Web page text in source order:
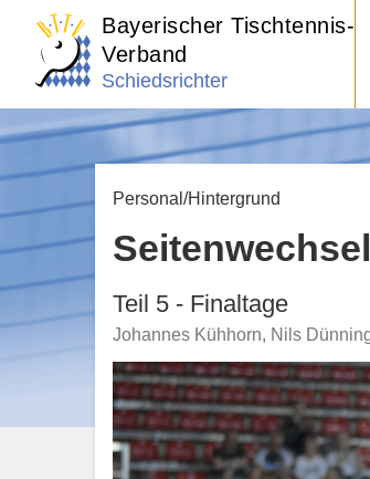
Bayerischer Tischtennis-
Verband
Schiedsrichter
Personal/Hintergrund
Teil 5 - Finaltage
Johannes Kühhorn, Nils